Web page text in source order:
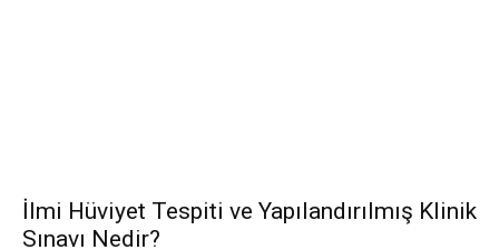
İlmi Hüviyet Tespiti ve Yapılandırılmış Klinik
Sınavı Nedir?